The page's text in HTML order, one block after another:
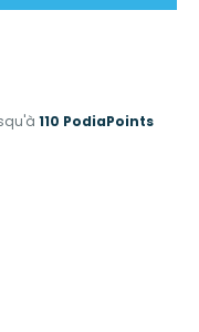
110 PodiaPoints